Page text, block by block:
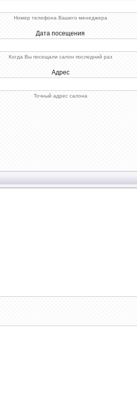
Номер телефона Вашего менеджера
Дата посещения
Когда Вы посещали салон последний раз
Адрес
Точный адрес салона